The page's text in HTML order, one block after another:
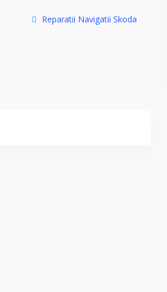
Reparatii Navigatii Skoda